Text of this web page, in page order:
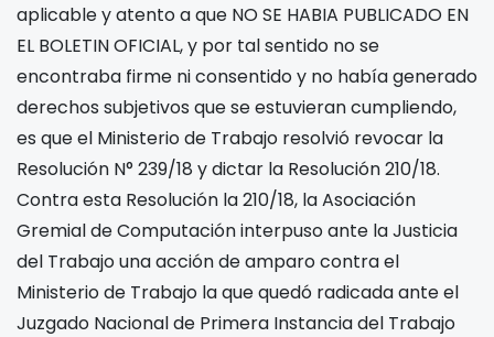
aplicable y atento a que NO SE HABIA PUBLICADO EN
EL BOLETIN OFICIAL, y por tal sentido no se
encontraba firme ni consentido y no había generado
derechos subjetivos que se estuvieran cumpliendo,
es que el Ministerio de Trabajo resolvió revocar la
Resolución N° 239/18 y dictar la Resolución 210/18.
Contra esta Resolución la 210/18, la Asociación
Gremial de Computación interpuso ante la Justicia
del Trabajo una acción de amparo contra el
Ministerio de Trabajo la que quedó radicada ante el
Juzgado Nacional de Primera Instancia del Trabajo